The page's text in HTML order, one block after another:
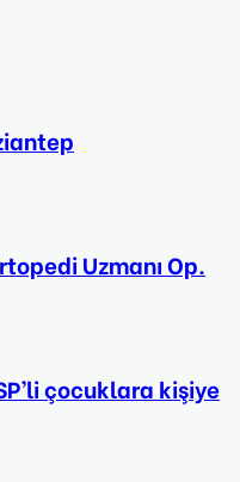
Uzmanı Op.
çocuklara kişiye